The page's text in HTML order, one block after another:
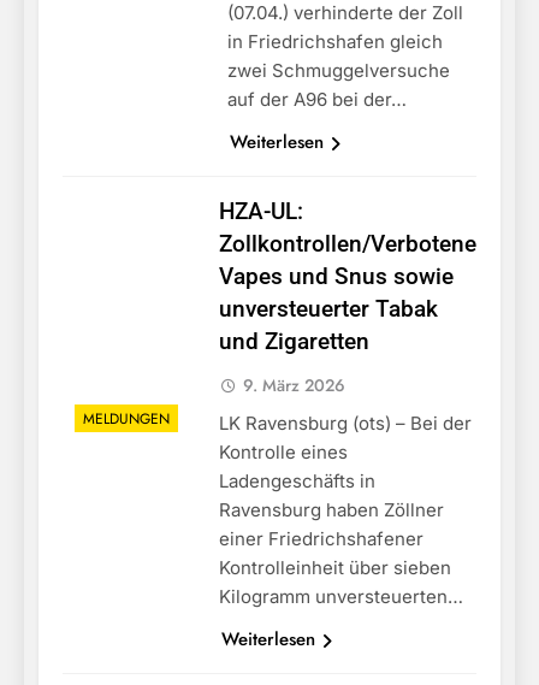
(07.04.) verhinderte der Zoll
in Friedrichshafen gleich
zwei Schmuggelversuche
auf der A96 bei der…
Weiterlesen
MELDUNGEN
HZA-UL:
Zollkontrollen/Verbotene
Vapes und Snus sowie
unversteuerter Tabak
und Zigaretten
9. März 2026
LK Ravensburg (ots) – Bei der
Kontrolle eines
Ladengeschäfts in
Ravensburg haben Zöllner
einer Friedrichshafener
Kontrolleinheit über sieben
Kilogramm unversteuerten…
Weiterlesen